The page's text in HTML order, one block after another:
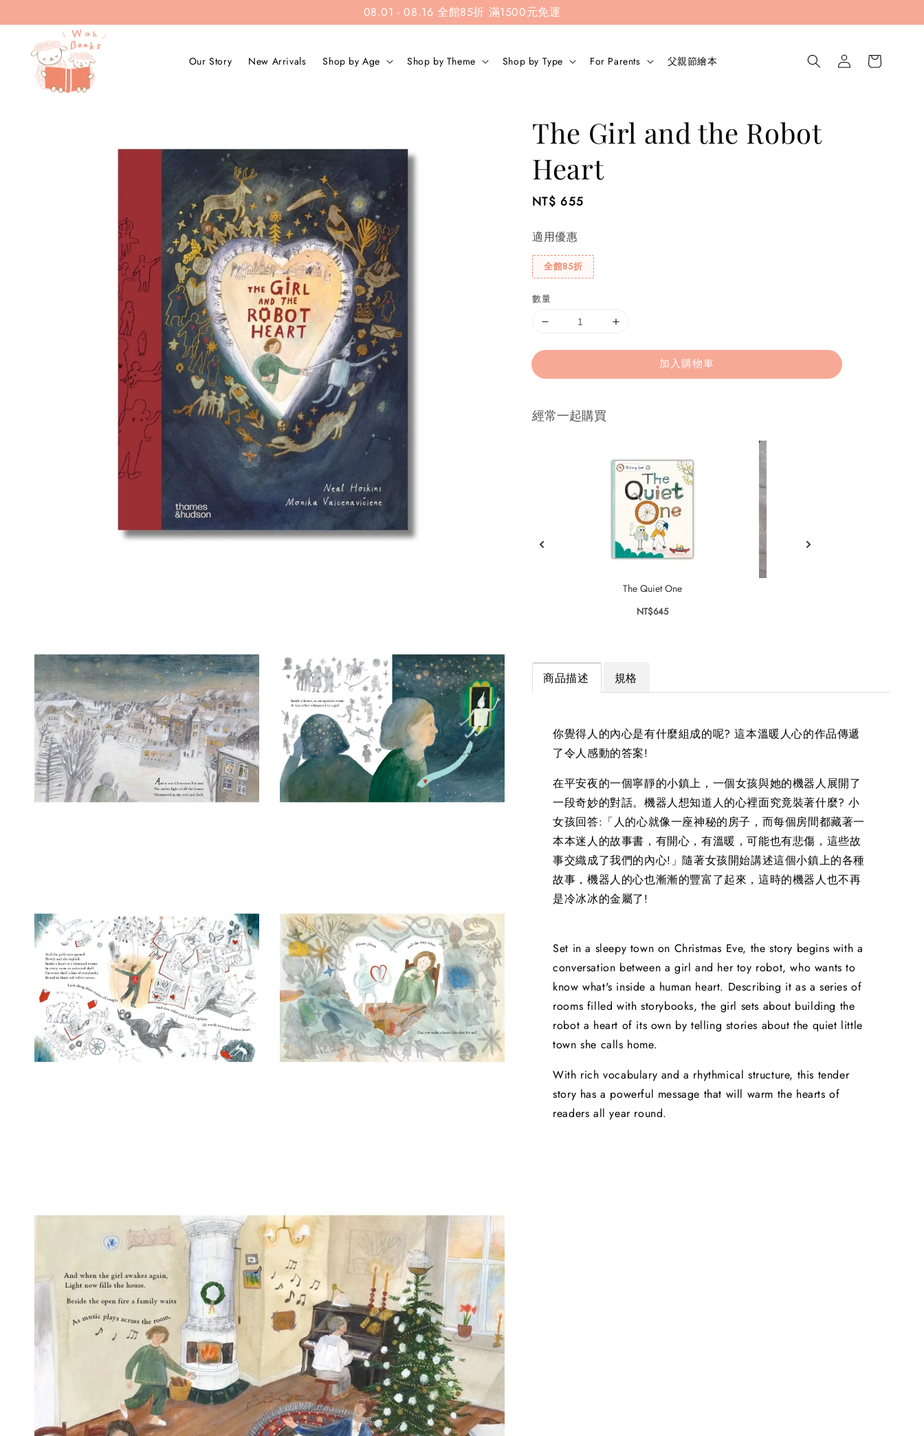
08.01 - 08.16 全館85折 滿1500元免運
Our Story New Arrivals Shop by Age Shop by Theme Shop by Type For Parents 父親節繪本
The Girl and the Robot
Heart
Regular
NT$ 655
適用優惠
全館85折
數量
加入購物車
經常一起購買
The Quiet One
NT$645
商品描述 規格
你覺得人的內心是有什麼組成的呢? 這本溫暖人心的作品傳遞
了令人感動的答案!
在平安夜的一個寧靜的小鎮上，一個女孩與她的機器人展開了
一段奇妙的對話。機器人想知道人的心裡面究竟裝著什麼? 小
女孩回答:「人的心就像一座神秘的房子，而每個房間都藏著一
本本迷人的故事書，有開心，有溫暖，可能也有悲傷，這些故
事交織成了我們的內心!」隨著女孩開始講述這個小鎮上的各種
故事，機器人的心也漸漸的豐富了起來，這時的機器人也不再
是冷冰冰的金屬了!
Set in a sleepy town on Christmas Eve, the story begins with a
conversation between a girl and her toy robot, who wants to
know what's inside a human heart. Describing it as a series of
rooms filled with storybooks, the girl sets about building the
robot a heart of its own by telling stories about the quiet little
town she calls home.
With rich vocabulary and a rhythmical structure, this tender
story has a powerful message that will warm the hearts of
readers all year round.